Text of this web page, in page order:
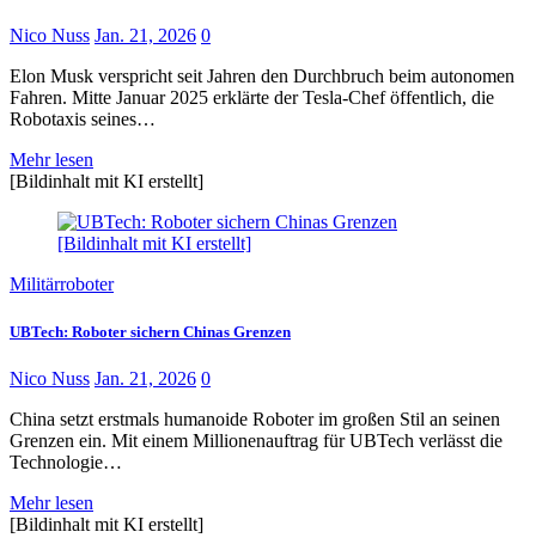
Nico Nuss Jan. 21, 2026 0
Elon Musk verspricht seit Jahren den Durchbruch beim autonomen
Fahren. Mitte Januar 2025 erklärte der Tesla-Chef öffentlich, die
Robotaxis seines…
Mehr lesen
[Bildinhalt mit KI erstellt]
Militärroboter
UBTech: Roboter sichern Chinas Grenzen
Nico Nuss Jan. 21, 2026 0
China setzt erstmals humanoide Roboter im großen Stil an seinen
Grenzen ein. Mit einem Millionenauftrag für UBTech verlässt die
Technologie…
Mehr lesen
[Bildinhalt mit KI erstellt]